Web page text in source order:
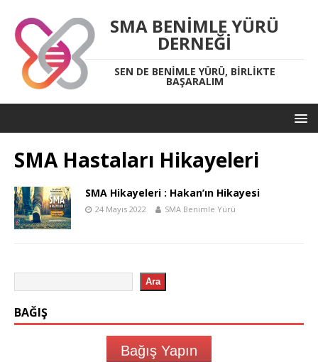
SMA BENIMLE YÜRÜ
DERNEĞI
SEN DE BENIMLE YÜRÜ, BIRLIKTE
BAŞARALIM
SMA Hastaları Hikayeleri
SMA Hikayeleri : Hakan’ın Hikayesi
24 Mayıs 2022 SMA Benimle Yürü
Ara
BAĞIŞ
Bağış Yapın